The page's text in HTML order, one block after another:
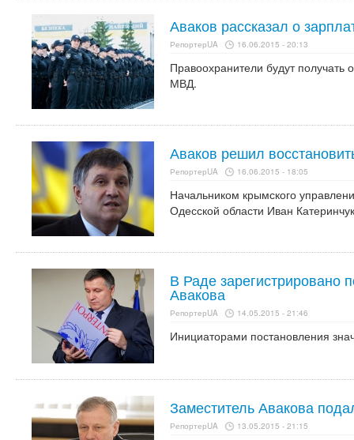
Аваков рассказал о
РепортерUA 16.06.2015 - 20:13
Правоохранители будут получать
МВД.
Аваков решил
РепортерUA 16.06.2015 - 18:05
Начальником крымского
Одесской области Иван
В Раде зарегистрировано
Авакова
РепортерUA 14.05.2015 - 21:46
Инициаторами постановления
Заместитель Авакова
РепортерUA 13.05.2015 - 21:15